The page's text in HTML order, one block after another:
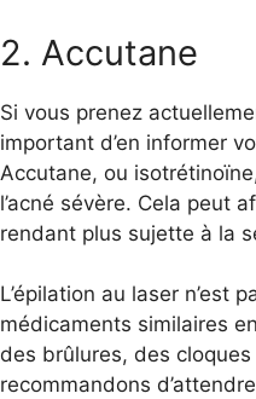
2. Accutane
Si vous prenez
important d’en informer
Accutane, ou
l’acné sévère. Cela peut
rendant plus sujette à la
L’épilation au laser n’est
médicaments similaires
des brûlures, des
recommandons